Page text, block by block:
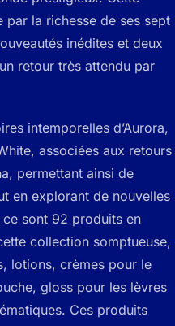
la richesse de ses sept
inédites et deux
retour très attendu par
intemporelles d’Aurora,
associées aux retours
permettant ainsi de
en explorant de nouvelles
sont 92 produits en
collection somptueuse,
lotions, crèmes pour le
gloss pour les lèvres
Ces produits